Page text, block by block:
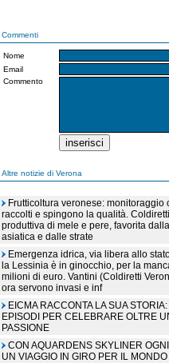
Commenti
Nome
Email
Commento
Altre notizie di Verona
Frutticoltura veronese:
raccolti e spingono la qualità.
produttiva di mele e pere, favorita
asiatica e dalle strate
Emergenza idrica, via libera allo
la Lessinia è in ginocchio, per la
milioni di euro. Vantini (Coldiretti
ora servono invasi e inf
EICMA RACCONTA LA SUA
EPISODI PER CELEBRARE OLTRE
PASSIONE
CON AQUARDENS SKYLINER
UN VIAGGIO IN GIRO PER IL MONDO